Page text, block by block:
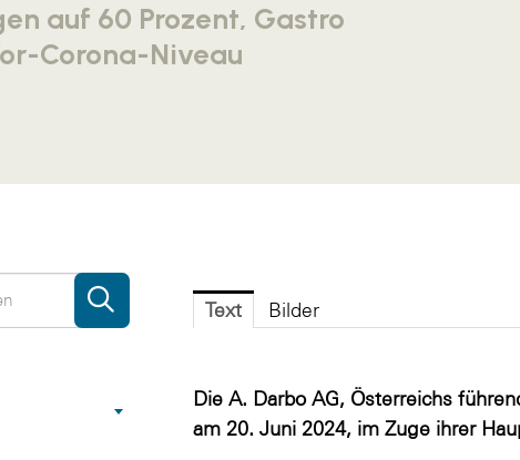
auf 60 Prozent, Gastro
Corona-Niveau
Text Bilder
Die A. Darbo AG, Österreichs
am 20. Juni 2024, im Zuge ihrer